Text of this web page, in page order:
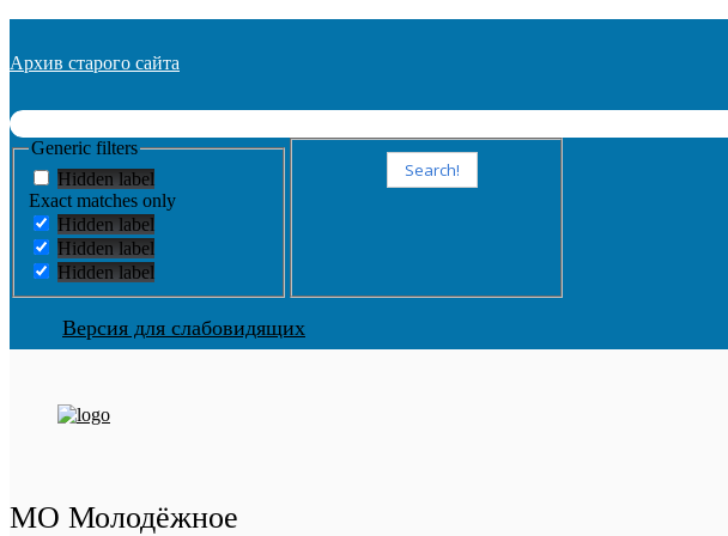
Архив старого сайта
Generic filters
Hidden label
Exact matches only
Hidden label
Hidden label
Hidden label
Search!
Версия для слабовидящих
МО Молодёжное